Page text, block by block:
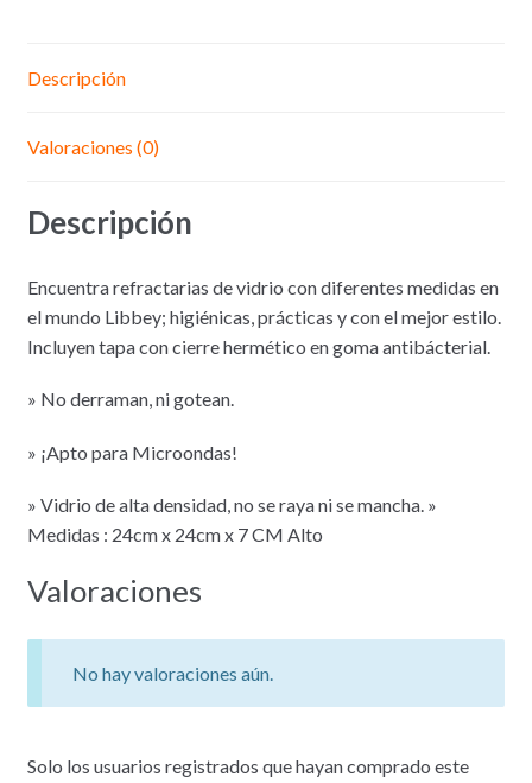
Descripción
Valoraciones (0)
Descripción
Encuentra refractarias de vidrio con diferentes medidas en
el mundo Libbey; higiénicas, prácticas y con el mejor estilo.
Incluyen tapa con cierre hermético en goma antibácterial.
» No derraman, ni gotean.
» ¡Apto para Microondas!
» Vidrio de alta densidad, no se raya ni se mancha. »
Medidas : 24cm x 24cm x 7 CM Alto
Valoraciones
No hay valoraciones aún.
Solo los usuarios registrados que hayan comprado este